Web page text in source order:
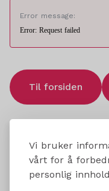
Vi bruker
vårt for å
personlig
Error message:
Error: Request failed
Til forsiden